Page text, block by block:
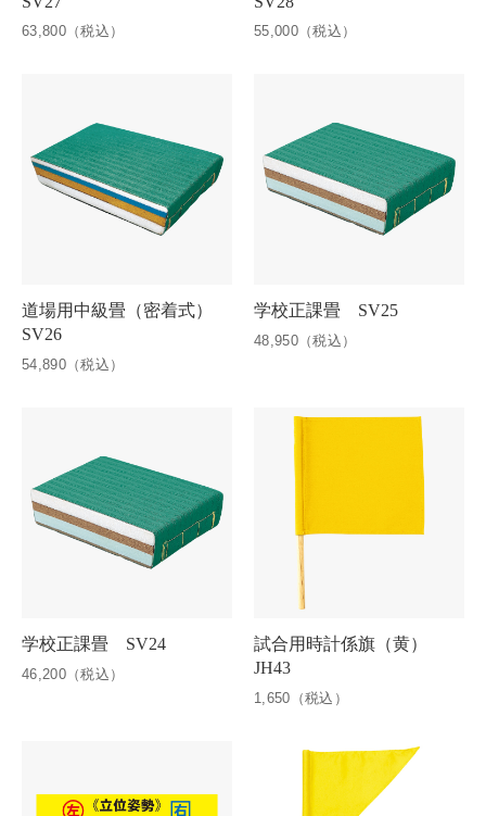
63,800（税込） 55,000（税込）
道場用中級畳（密着式）
SV26
54,890（税込）
学校正課畳 SV25
48,950（税込）
学校正課畳 SV24
46,200（税込）
試合用時計係旗（黄）
JH43
1,650（税込）